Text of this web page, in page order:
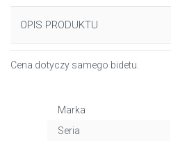
OPIS PRODUKTU
Cena dotyczy samego bidetu.
Marka
Seria